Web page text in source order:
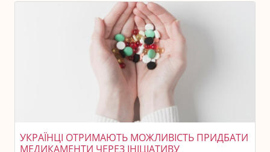
УКРАЇНЦІ ОТРИМАЮТЬ МОЖЛИВІСТЬ ПРИДБАТИ
МЕДИКАМЕНТИ ЧЕРЕЗ ІНІЦІАТИВУ